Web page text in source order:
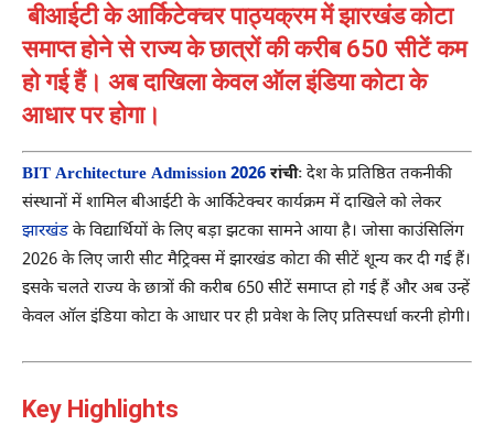
बीआईटी के आर्किटेक्चर पाठ्यक्रम में झारखंड कोटा
समाप्त होने से राज्य के छात्रों की करीब 650 सीटें कम
हो गई हैं। अब दाखिला केवल ऑल इंडिया कोटा के
आधार पर होगा।
BIT Architecture Admission 2026 रांचीः देश के प्रतिष्ठित तकनीकी
संस्थानों में शामिल बीआईटी के आर्किटेक्चर कार्यक्रम में दाखिले को लेकर
झारखंड के विद्यार्थियों के लिए बड़ा झटका सामने आया है। जोसा काउंसिलिंग
2026 के लिए जारी सीट मैट्रिक्स में झारखंड कोटा की सीटें शून्य कर दी गई हैं।
इसके चलते राज्य के छात्रों की करीब 650 सीटें समाप्त हो गई हैं और अब उन्हें
केवल ऑल इंडिया कोटा के आधार पर ही प्रवेश के लिए प्रतिस्पर्धा करनी होगी।
Key Highlights